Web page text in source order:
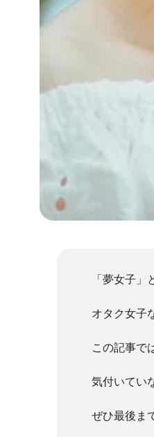
「夢女子」
オタク女子
この記事で
気付いてい
ぜひ最後ま